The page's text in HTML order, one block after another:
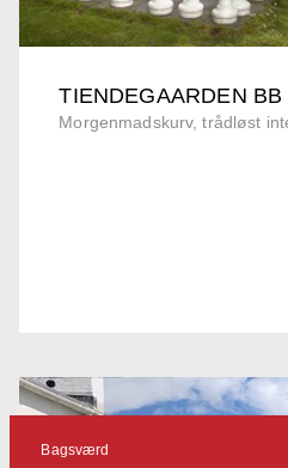
TIENDEGAARDEN BB
Morgenmadskurv, trådløst
Bagsværd